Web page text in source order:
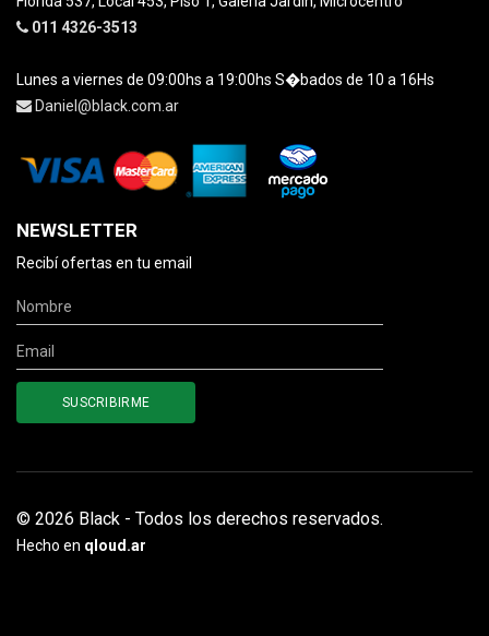
011 4326-3513
Lunes a viernes de 09:00hs a 19:00hs S�bados de 10 a 16Hs
Daniel@black.com.ar
NEWSLETTER
Recibí ofertas en tu email
© 2026 Black - Todos los derechos reservados.
Hecho en qloud.ar